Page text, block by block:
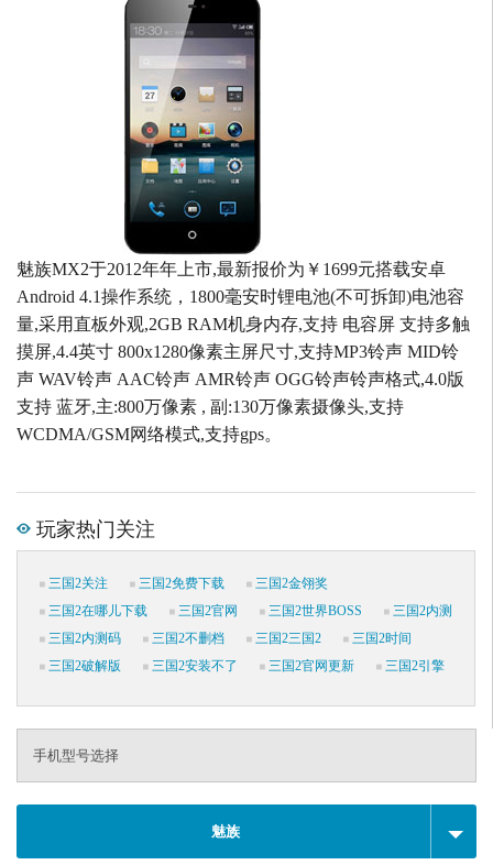
魅族MX2于2012年年上市,最新报价为￥1699元搭载安卓
Android 4.1操作系统，1800毫安时锂电池(不可拆卸)电池容
量,采用直板外观,2GB RAM机身内存,支持 电容屏 支持多触
摸屏,4.4英寸 800x1280像素主屏尺寸,支持MP3铃声 MID铃
声 WAV铃声 AAC铃声 AMR铃声 OGG铃声铃声格式,4.0版
支持 蓝牙,主:800万像素 , 副:130万像素摄像头,支持
WCDMA/GSM网络模式,支持gps。
玩家热门关注
三国2关注 三国2免费下载
三国2金翎奖
三国2在哪儿下载
三国2官网 三国2世界BOSS
三国2内测
三国2内测码
三国2不删档 三国2三国2
三国2时间
三国2破解版
三国2安装不了 三国2官网更新 三国2引擎
手机型号选择
魅族